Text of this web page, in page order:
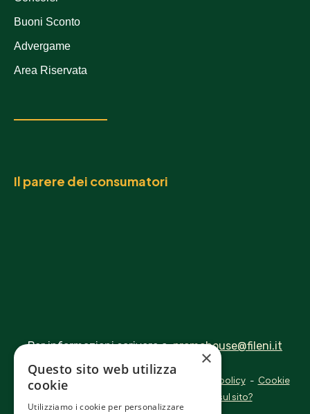
Buoni Sconto
Advergame
Area Riservata
Il parere dei consumatori
Per informazioni scrivere a:promohouse@fileni.it
© 2026 Fileni - P.IVA 00433490422 Privacy policy - Cookie
Hai problemi di navigazione sul sito?
×
Questo sito web utilizza
cookie
Utilizziamo i cookie per personalizzare